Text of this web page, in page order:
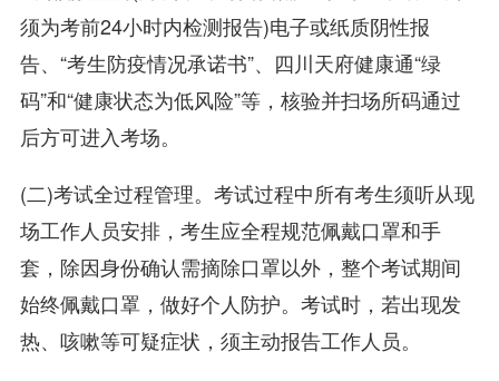
须为考前24小时内检测报告)电子或纸质阴性报
告、“考生防疫情况承诺书”、四川天府健康通“绿
码”和“健康状态为低风险”等，核验并扫场所码通过
后方可进入考场。
(二)考试全过程管理。考试过程中所有考生须听从现
场工作人员安排，考生应全程规范佩戴口罩和手
套，除因身份确认需摘除口罩以外，整个考试期间
始终佩戴口罩，做好个人防护。考试时，若出现发
热、咳嗽等可疑症状，须主动报告工作人员。